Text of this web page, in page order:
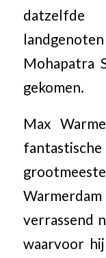
datzelfde
Mohapatra
gekomen.
Max
verrassend
waarvoor